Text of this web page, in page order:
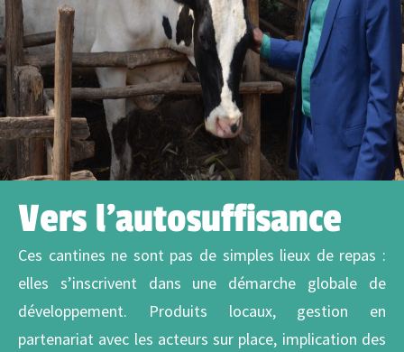
Vers l'autosuffisance
Ces cantines ne sont pas de simples lieux de repas :
elles s’inscrivent dans une démarche globale de
développement. Produits locaux, gestion en
partenariat avec les acteurs sur place, implication des